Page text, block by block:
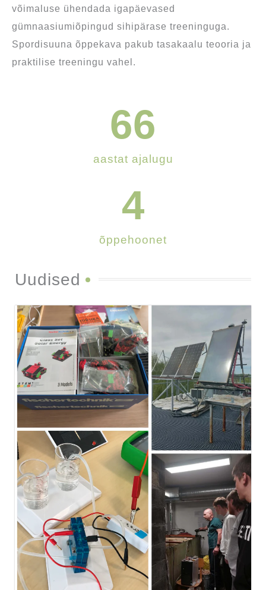
võimaluse ühendada igapäevased
gümnaasiumiõpingud sihipärase treeninguga.
Spordisuuna õppekava pakub tasakaalu teooria ja
praktilise treeningu vahel.
aastat ajalugu
66
õppehoonet
4
Uudised